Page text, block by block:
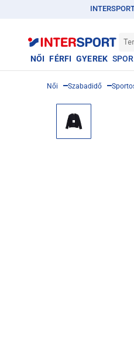
NŐI FÉRFI GYEREK
Női Szabadidő